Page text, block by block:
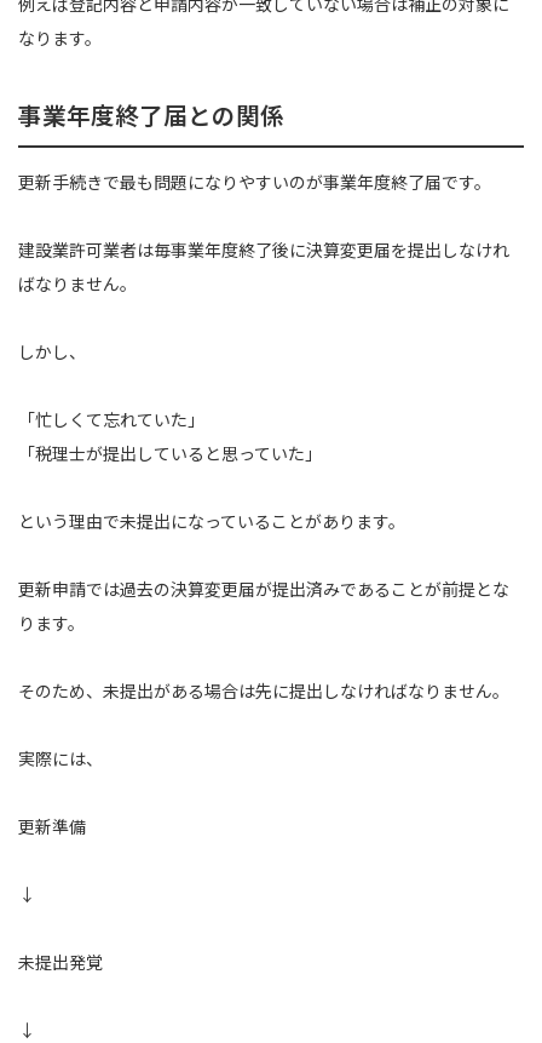
なります。
事業年度終了届との関係
更新手続きで最も問題になりやすいのが事業年度終了届です。
建設業許可業者は毎事業年度終了後に決算変更届を提出しなけれ
ばなりません。
しかし、
「忙しくて忘れていた」
「税理士が提出していると思っていた」
という理由で未提出になっていることがあります。
更新申請では過去の決算変更届が提出済みであることが前提とな
ります。
そのため、未提出がある場合は先に提出しなければなりません。
実際には、
更新準備
↓
未提出発覚
↓